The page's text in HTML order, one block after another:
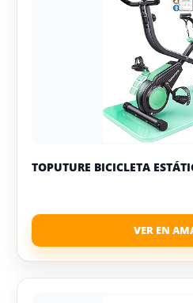
TOPUTURE BICICLETA